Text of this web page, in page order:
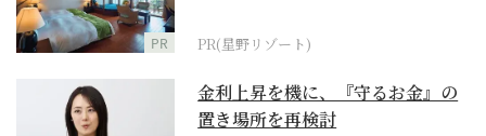
PR PR(星野リゾート)
金利上昇を機に、『守るお金』の
置き場所を再検討